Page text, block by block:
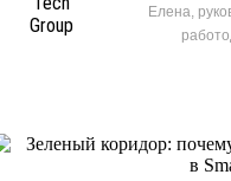
Елена,